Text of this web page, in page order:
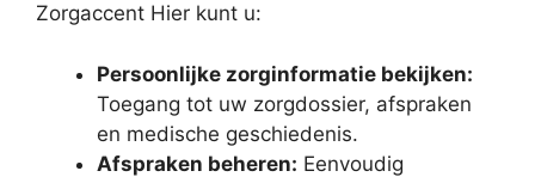
Zorgaccent Hier kunt u:
Persoonlijke zorginformatie bekijken:
Toegang tot uw zorgdossier, afspraken
en medische geschiedenis.
Afspraken beheren: Eenvoudig